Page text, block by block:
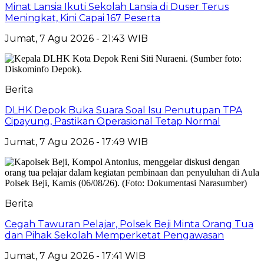
Minat Lansia Ikuti Sekolah Lansia di Duser Terus
Meningkat, Kini Capai 167 Peserta
Jumat, 7 Agu 2026 - 21:43 WIB
Berita
DLHK Depok Buka Suara Soal Isu Penutupan TPA
Cipayung, Pastikan Operasional Tetap Normal
Jumat, 7 Agu 2026 - 17:49 WIB
Berita
Cegah Tawuran Pelajar, Polsek Beji Minta Orang Tua
dan Pihak Sekolah Memperketat Pengawasan
Jumat, 7 Agu 2026 - 17:41 WIB